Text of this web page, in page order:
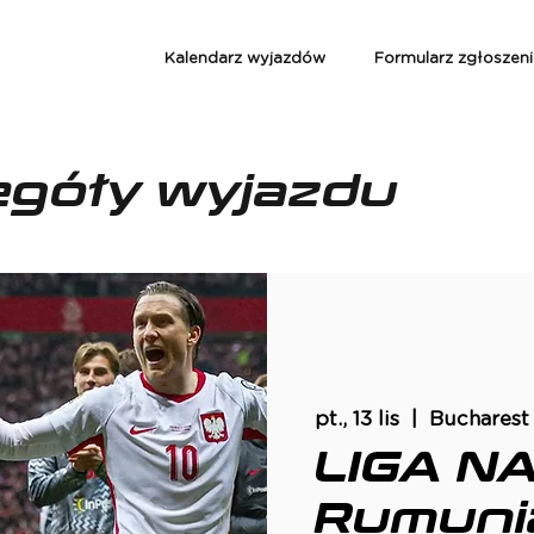
Kalendarz wyjazdów Formularz
wyjazdu
pt., 13 lis Bucharest
LIGA